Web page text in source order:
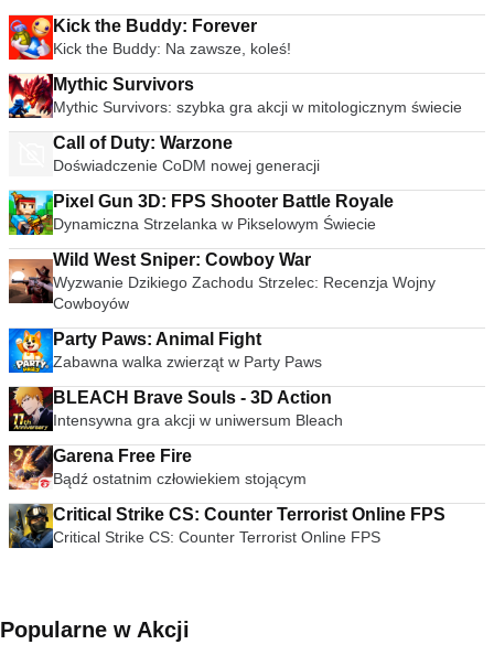
Kick the Buddy: Forever
Kick the Buddy: Na zawsze, koleś!
Mythic Survivors
Mythic Survivors: szybka gra akcji w mitologicznym świecie
Call of Duty: Warzone
Doświadczenie CoDM nowej generacji
Pixel Gun 3D: FPS Shooter Battle Royale
Dynamiczna Strzelanka w Pikselowym Świecie
Wild West Sniper: Cowboy War
Wyzwanie Dzikiego Zachodu Strzelec: Recenzja Wojny
Cowboyów
Party Paws: Animal Fight
Zabawna walka zwierząt w Party Paws
BLEACH Brave Souls - 3D Action
Intensywna gra akcji w uniwersum Bleach
Garena Free Fire
Bądź ostatnim człowiekiem stojącym
Critical Strike CS: Counter Terrorist Online FPS
Critical Strike CS: Counter Terrorist Online FPS
Popularne w Akcji